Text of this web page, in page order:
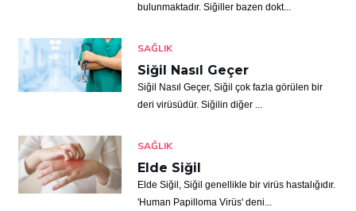
bulunmaktadır. Siğiller bazen dokt...
SAĞLIK
Siğil Nasıl Geçer
Siğil Nasıl Geçer, Siğil çok fazla görülen bir
deri virüsüdür. Siğilin diğer ...
SAĞLIK
Elde Siğil
Elde Siğil, Siğil genellikle bir virüs hastalığıdır.
'Human Papilloma Virüs' deni...